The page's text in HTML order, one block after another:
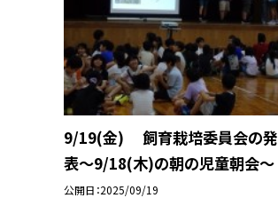
9/19(金) 飼育栽培委員会の発
表〜9/18(木)の朝の児童朝会〜
公開日 2025/09/19